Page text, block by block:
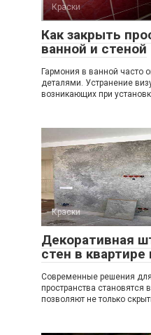
Краски
Как закрыть
ванной и стеной
Гармония в ванной часто
деталями. Устранение
возникающих при
Краски
Декоративная
стен в
Современные решения
пространства становятся
позволяют не только